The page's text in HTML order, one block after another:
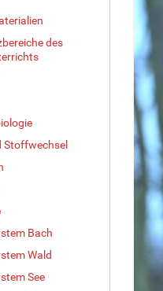
des
Stoffwechsel
Bach
Wald
See